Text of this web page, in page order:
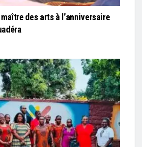
des arts à l’anniversaire